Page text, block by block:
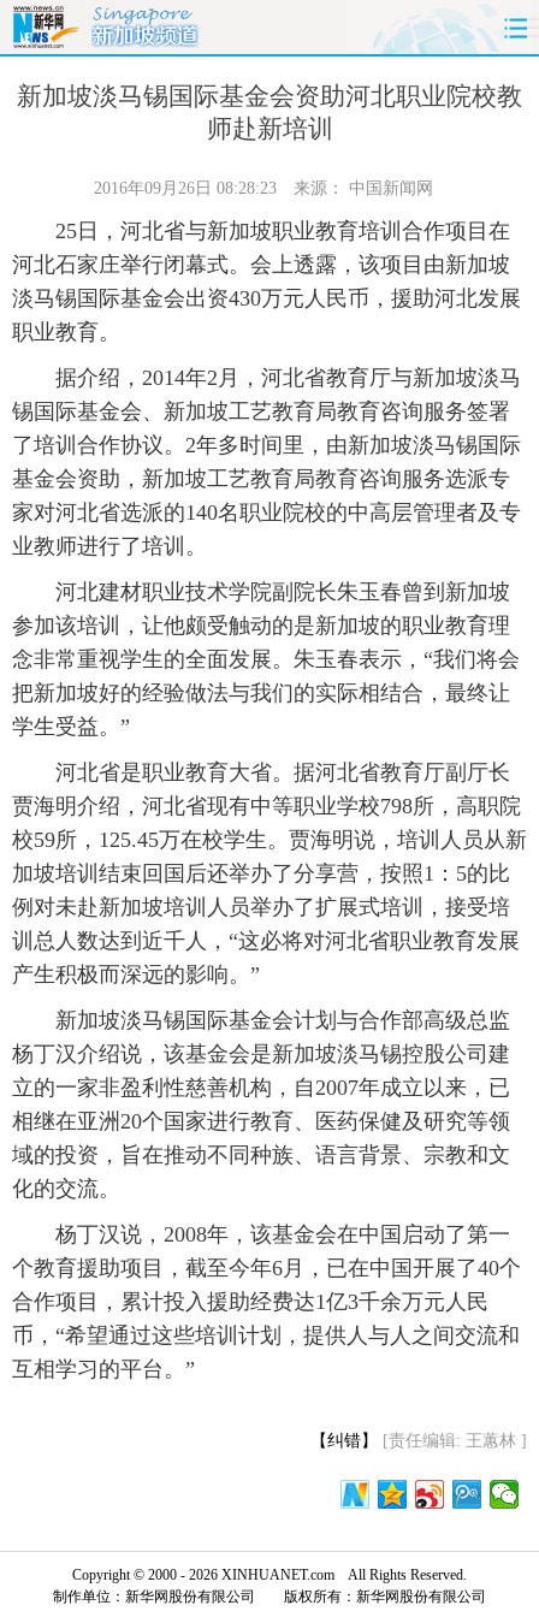
首页 时政 国际 财经
港澳 台湾 华人 汽车
科技
图片 视频 彩票 食品
旅游 健康 信息化 数据
金融 公益 军事 无人机
富媒体 摄影 新华广播
新华电视中文 新华电视英文 返回PC
新加坡淡马锡国际基金会资助河北职业院校教
师赴新培训
2016年09月26日 08:28:23 来源： 中国新闻网
25日，河北省与新加坡职业教育培训合作项目在
河北石家庄举行闭幕式。会上透露，该项目由新加坡
淡马锡国际基金会出资430万元人民币，援助河北发展
职业教育。
据介绍，2014年2月，河北省教育厅与新加坡淡马
锡国际基金会、新加坡工艺教育局教育咨询服务签署
了培训合作协议。2年多时间里，由新加坡淡马锡国际
基金会资助，新加坡工艺教育局教育咨询服务选派专
家对河北省选派的140名职业院校的中高层管理者及专
业教师进行了培训。
河北建材职业技术学院副院长朱玉春曾到新加坡
参加该培训，让他颇受触动的是新加坡的职业教育理
念非常重视学生的全面发展。朱玉春表示，“我们将会
把新加坡好的经验做法与我们的实际相结合，最终让
学生受益。”
河北省是职业教育大省。据河北省教育厅副厅长
贾海明介绍，河北省现有中等职业学校798所，高职院
校59所，125.45万在校学生。贾海明说，培训人员从新
加坡培训结束回国后还举办了分享营，按照1：5的比
例对未赴新加坡培训人员举办了扩展式培训，接受培
训总人数达到近千人，“这必将对河北省职业教育发展
产生积极而深远的影响。”
新加坡淡马锡国际基金会计划与合作部高级总监
杨丁汉介绍说，该基金会是新加坡淡马锡控股公司建
立的一家非盈利性慈善机构，自2007年成立以来，已
相继在亚洲20个国家进行教育、医药保健及研究等领
域的投资，旨在推动不同种族、语言背景、宗教和文
化的交流。
杨丁汉说，2008年，该基金会在中国启动了第一
个教育援助项目，截至今年6月，已在中国开展了40个
合作项目，累计投入援助经费达1亿3千余万元人民
币，“希望通过这些培训计划，提供人与人之间交流和
互相学习的平台。”
【纠错】 [责任编辑: 王蕙林 ]
Copyright © 2000 - 2026 XINHUANET.com All Rights Reserved.
制作单位：新华网股份有限公司 版权所有：新华网股份有限公司